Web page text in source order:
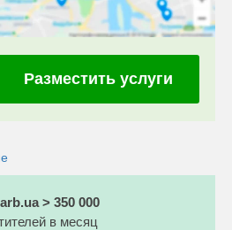
Разместить услуги
> 350 000
в месяц